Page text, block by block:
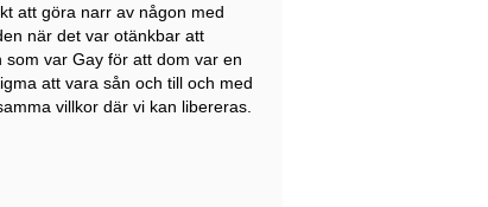
att göra narr av någon med
när det var otänkbar att
var Gay för att dom var en
att vara sån och till och med
villkor där vi kan libereras.